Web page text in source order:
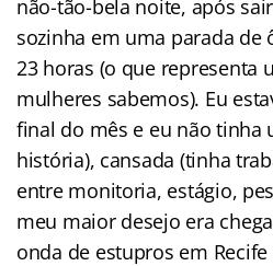
não-tão-bela noite, após
sozinha em uma parada de
23 horas (o que representa
mulheres sabemos). Eu
final do mês e eu não tinha
história), cansada (tinha
entre monitoria, estágio,
meu maior desejo era
onda de estupros em